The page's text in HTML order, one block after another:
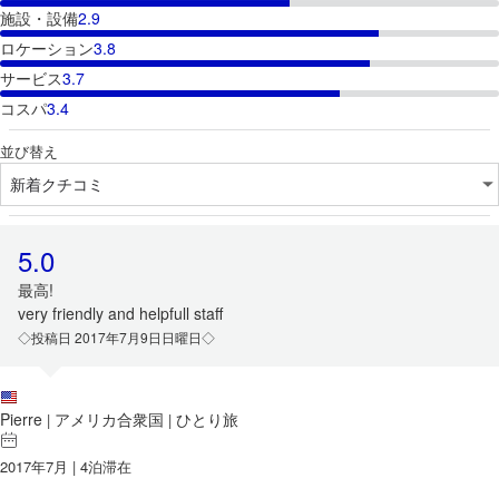
施設・設備2.9
ロケーション3.8
サービス3.7
コスパ3.4
並び替え
5.0
最高!
very friendly and helpfull staff
◇投稿日 2017年7月9日日曜日◇
Pierre | アメリカ合衆国 | ひとり旅
2017年7月 | 4泊滞在